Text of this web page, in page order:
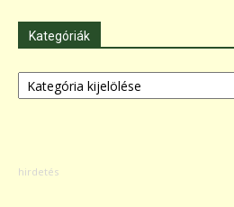
Kategóriák
Kategóriák